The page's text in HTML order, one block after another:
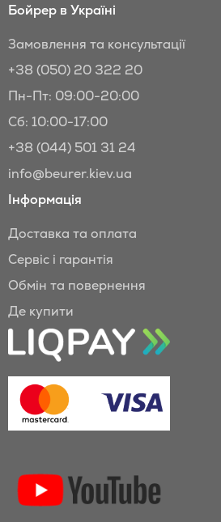
Бойрер в Україні
Замовлення та консультації
+38 (050) 20 322 20
Пн-Пт: 09:00-20:00
Сб: 10:00-17:00
+38 (044) 501 31 24
info@beurer.kiev.ua
Інформація
Доставка та оплата
Сервіс і гарантія
Обмін та повернення
Де купити